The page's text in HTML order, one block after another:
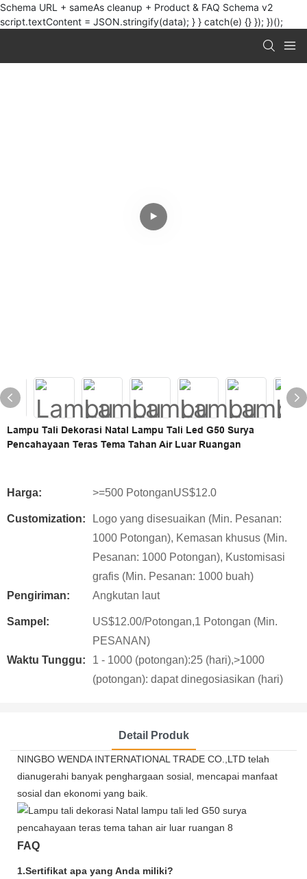
Schema URL + sameAs cleanup + Product & FAQ Schema v2
script.textContent = JSON.stringify(data); } } catch(e) {} }); })();
Lampu Tali Dekorasi Natal Lampu Tali Led G50 Surya
Pencahayaan Teras Tema Tahan Air Luar Ruangan
Harga: >=500 PotonganUS$12.0
Customization:
Logo yang disesuaikan (Min. Pesanan:
1000 Potongan), Kemasan khusus (Min.
Pesanan: 1000 Potongan), Kustomisasi
grafis (Min. Pesanan: 1000 buah)
Pengiriman:
Angkutan laut
Sampel:
US$12.00/Potongan,1 Potongan (Min.
PESANAN)
Waktu Tunggu:
1 - 1000 (potongan):25 (hari),>1000
(potongan): dapat dinegosiasikan (hari)
Detail Produk
NINGBO WENDA INTERNATIONAL TRADE CO.,LTD telah
dianugerahi banyak penghargaan sosial, mencapai manfaat
sosial dan ekonomi yang baik.
FAQ
1.Sertifikat apa yang Anda miliki?